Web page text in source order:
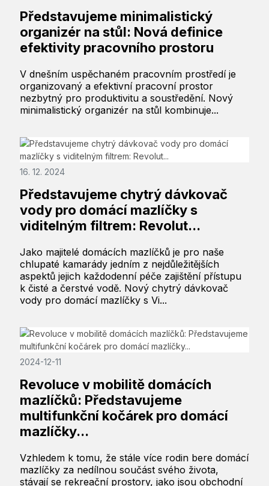
Představujeme minimalistický
organizér na stůl: Nová definice
efektivity pracovního prostoru
V dnešním uspěchaném pracovním prostředí je
organizovaný a efektivní pracovní prostor
nezbytný pro produktivitu a soustředění. Nový
minimalistický organizér na stůl kombinuje...
16. 12. 2024
Představujeme chytrý dávkovač
vody pro domácí mazlíčky s
viditelným filtrem: Revolut...
Jako majitelé domácích mazlíčků je pro naše
chlupaté kamarády jedním z nejdůležitějších
aspektů jejich každodenní péče zajištění přístupu
k čisté a čerstvé vodě. Nový chytrý dávkovač
vody pro domácí mazlíčky s Vi...
2024-12-11
Revoluce v mobilitě domácích
mazlíčků: Představujeme
multifunkční kočárek pro domácí
mazlíčky...
Vzhledem k tomu, že stále více rodin bere domácí
mazlíčky za nedílnou součást svého života,
stávají se rekreační prostory, jako jsou obchodní